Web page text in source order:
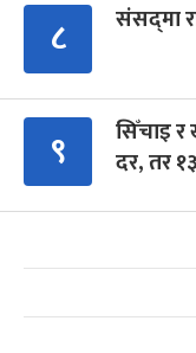
८ संसद्‍मा
९
सिँचाइ
दर, तर